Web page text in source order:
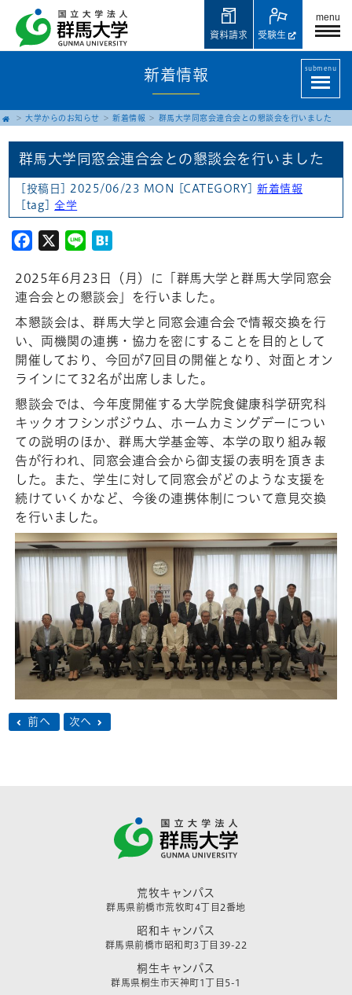
menu
受験生
資料請求
新着情報 submenu
大学からのお知らせ 新着情報 群馬大学同窓会連合会との懇談会を行いました
群馬大学同窓会連合会との懇談会を行いました
[投稿日] 2025/06/23 MON [CATEGORY]新着情報
[tag]全学
Facebook
X Line
2025年6月23日（月）に「群馬大学と群馬大学同窓会
連合会との懇談会」を行いました。
本懇談会は、群馬大学と同窓会連合会で情報交換を行
い、両機関の連携・協力を密にすることを目的として
開催しており、今回が7回目の開催となり、対面とオン
ラインにて32名が出席しました。
懇談会では、今年度開催する大学院食健康科学研究科
キックオフシンポジウム、ホームカミングデーについ
ての説明のほか、群馬大学基金等、本学の取り組み報
告が行われ、同窓会連合会から御支援の表明を頂きま
した。また、学生に対して同窓会がどのような支援を
続けていくかなど、今後の連携体制について意見交換
を行いました。
前へ 次へ
荒牧キャンパス
群馬県前橋市荒牧町4丁目2番地
昭和キャンパス
群馬県前橋市昭和町3丁目39-22
桐生キャンパス
群馬県桐生市天神町1丁目5-1